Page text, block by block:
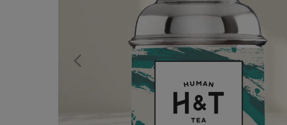
Previous